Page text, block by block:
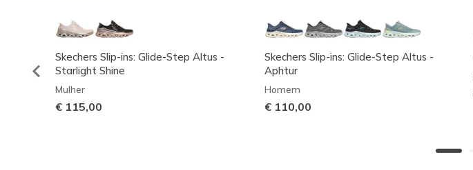
Skechers Slip-ins: Glide-Step Altus -
Starlight Shine
Mulher
€ 115,00
Skechers Slip-ins: Glide-Step Altus -
Aphtur
Homem
€ 110,00